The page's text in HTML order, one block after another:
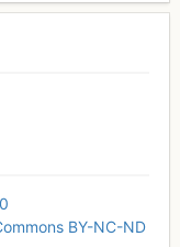
BY-NC-ND